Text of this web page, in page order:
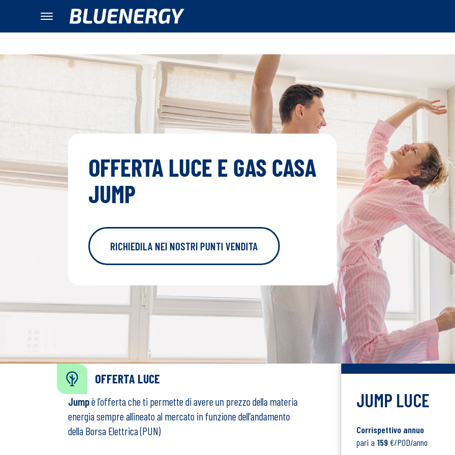
OFFERTA LUCE E GAS CASA
JUMP
RICHIEDILA NEI NOSTRI PUNTI VENDITA
OFFERTA LUCE
Jumpè l’offerta che ti permette di avere un prezzo della materia
energia sempre allineato al mercato in funzione dell’andamento
della Borsa Elettrica (PUN)
JUMP LUCE
Corrispettivo annuo
pari a 159€/POD/anno